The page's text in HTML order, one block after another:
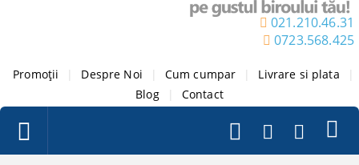
021.210.46.31
0723.568.425
Promoții Despre Noi Cum cumpar Livrare si plata
Blog
Contact